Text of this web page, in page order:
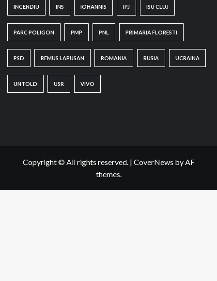
INCENDIU INS IOHANNIS IPJ ISU CLUJ
PARC POLIGON PMP PNL PRIMARIA FLORESTI
PSD REMUS LAPUSAN ROMANIA RUSIA UCRAINA
UNTOLD USR VIVO
Copyright © All rights reserved. | CoverNews by AF
themes.